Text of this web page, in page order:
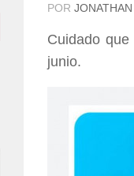
POR
Cuidado
junio.